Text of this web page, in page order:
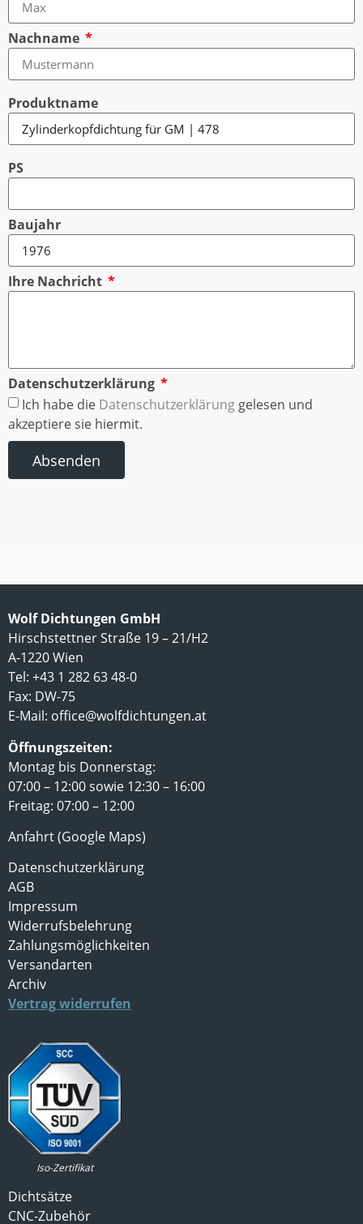
Nachname
Produktname
PS
Baujahr
Ihre Nachricht
Datenschutzerklärung
Ich habe die Datenschutzerklärung gelesen und
akzeptiere sie hiermit.
Absenden
Wolf Dichtungen GmbH
Hirschstettner Straße 19 – 21/H2
A-1220 Wien
Tel: +43 1 282 63 48-0
Fax: DW-75
E-Mail: office@wolfdichtungen.at
Öffnungszeiten:
Montag bis Donnerstag:
07:00 – 12:00 sowie 12:30 – 16:00
Freitag: 07:00 – 12:00
Anfahrt (Google Maps)
Datenschutzerklärung
AGB
Impressum
Widerrufsbelehrung
Zahlungsmöglichkeiten
Versandarten
Archiv
Vertrag widerrufen
Iso-Zertifikat
Dichtsätze
CNC-Zubehör